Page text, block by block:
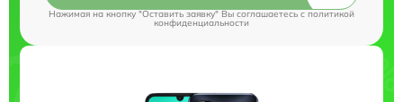
Нажимая на кнопку "Оставить заявку" Вы соглашаетесь cполитикой
конфиденциальности